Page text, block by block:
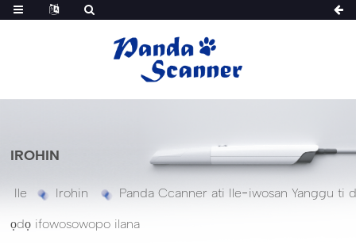
IROHIN
Ile Irohin Panda Ccanner ati Ile-iwosan Yanggu ti
ọdọ ifowosowopo ilana